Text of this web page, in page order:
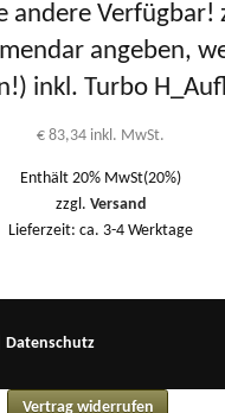
andere Verfügbar!
angeben,
inkl. Turbo
€ 83,34 inkl. MwSt.
Enthält 20% MwSt(20%)
zzgl. Versand
Lieferzeit: ca. 3-4 Werktage
Datenschutz
Vertrag widerrufen